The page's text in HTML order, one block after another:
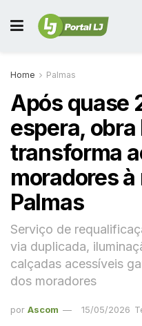
Home Palmas
Após quase
espera,
transforma
moradores
Palmas
Serviço de
via duplicada,
calçadas acessíveis
dos moradores
por Ascom 15/05/2026